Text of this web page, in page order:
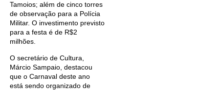
Tamoios; além de cinco torres
de observação para a Polícia
Militar. O investimento previsto
para a festa é de R$2
milhões.
O secretário de Cultura,
Márcio Sampaio, destacou
que o Carnaval deste ano
está sendo organizado de